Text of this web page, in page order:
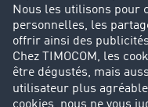
Parrainage clients
Success Stories
Cadre légal